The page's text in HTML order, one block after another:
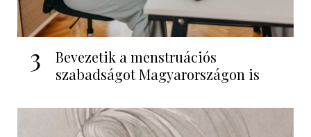
3
Bevezetik a menstruációs
szabadságot Magyarországon is